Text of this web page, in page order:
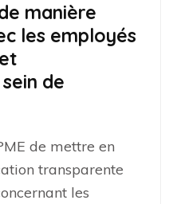
manière
les employés
de
de mettre en
transparente
les